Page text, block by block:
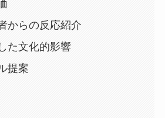
からの反応紹介
た文化的影響
提案